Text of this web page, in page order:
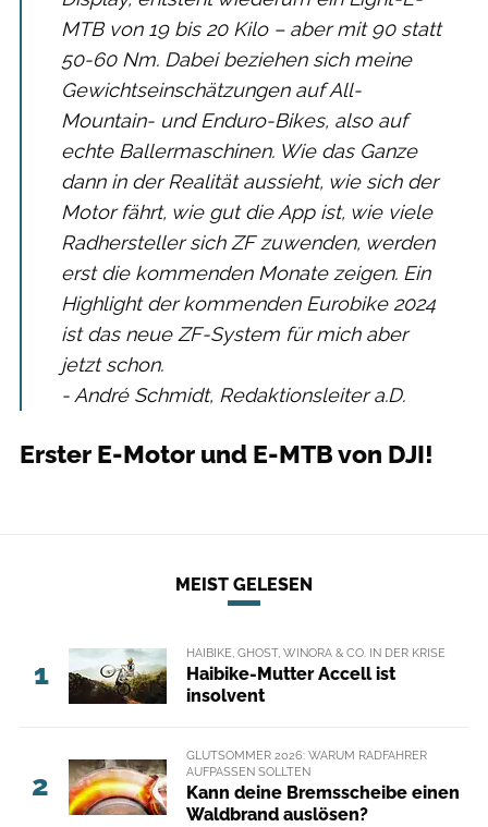
MTB von 19 bis 20 Kilo – aber mit 90 statt
50-60 Nm. Dabei beziehen sich meine
Gewichtseinschätzungen auf All-
Mountain- und Enduro-Bikes, also auf
echte Ballermaschinen. Wie das Ganze
dann in der Realität aussieht, wie sich der
Motor fährt, wie gut die App ist, wie viele
Radhersteller sich ZF zuwenden, werden
erst die kommenden Monate zeigen. Ein
Highlight der kommenden Eurobike 2024
ist das neue ZF-System für mich aber
jetzt schon.
- André Schmidt, Redaktionsleiter a.D.
Erster E-Motor und E-MTB von DJI!
MEIST GELESEN
1
HAIBIKE, GHOST, WINORA & CO. IN DER KRISE
Haibike-Mutter Accell ist
insolvent
2
GLUTSOMMER 2026: WARUM RADFAHRER
AUFPASSEN SOLLTEN
Kann deine Bremsscheibe einen
Waldbrand auslösen?